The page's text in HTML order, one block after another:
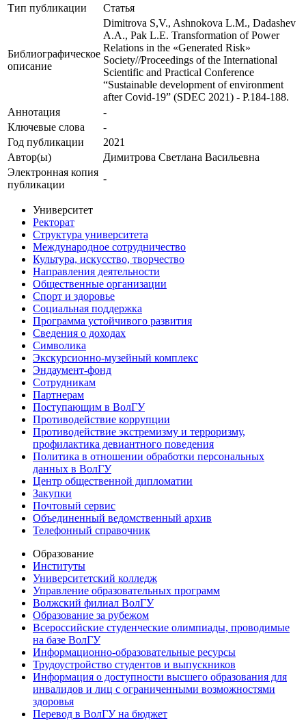
Тип публикации
Статья
Библиографическое
описание
Dimitrova S,V., Ashnokova L.M., Dadashev
A.A., Pak L.E. Transformation of Power
Relations in the «Generated Risk»
Society//Proceedings of the International
Scientific and Practical Conference
“Sustainable development of environment
after Covid-19” (SDEC 2021) - P.184-188.
Аннотация
-
Ключевые cлова
-
Год публикации
2021
Автор(ы)
Димитрова Светлана Васильевна
Электронная копия
публикации
-
Университет
Ректорат
Структура университета
Международное сотрудничество
Культура, искусство, творчество
Направления деятельности
Общественные организации
Спорт и здоровье
Социальная поддержка
Программа устойчивого развития
Сведения о доходах
Символика
Экскурсионно-музейный комплекс
Эндаумент-фонд
Сотрудникам
Партнерам
Поступающим в ВолГУ
Противодействие коррупции
Противодействие экстремизму и терроризму,
профилактика девиантного поведения
Политика в отношении обработки персональных
данных в ВолГУ
Центр общественной дипломатии
Закупки
Почтовый сервис
Объединенный ведомственный архив
Телефонный справочник
Образование
Институты
Университетский колледж
Управление образовательных программ
Волжский филиал ВолГУ
Образование за рубежом
Всероссийские студенческие олимпиады, проводимые
на базе ВолГУ
Информационно-образовательные ресурсы
Трудоустройство студентов и выпускников
Информация о доступности высшего образования для
инвалидов и лиц с ограниченными возможностями
здоровья
Перевод в ВолГУ на бюджет